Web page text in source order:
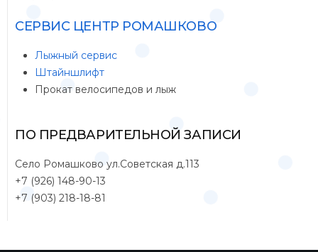
СЕРВИС ЦЕНТР РОМАШКОВО
Лыжный сервис
Штайншлифт
Прокат велосипедов и лыж
ПО ПРЕДВАРИТЕЛЬНОЙ ЗАПИСИ
Село Ромашково ул.Советская д.113
+7 (926) 148-90-13
+7 (903) 218-18-81